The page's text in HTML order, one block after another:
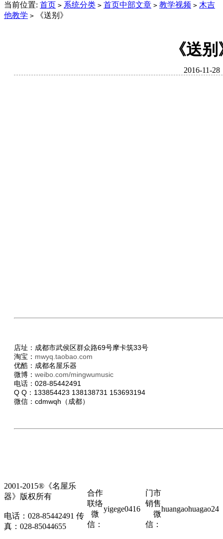
当前位置: 首页 > 系统分类 > 首页中部文章 > 教学视频 > 木吉
他教学 > 《送别》
《送
2016-11-28
店址：成都市武侯区群众路69号摩卡筑33号
淘宝： mwyq.taobao.com
优酷：成都名屋乐器
微博： weibo.com/mingwumusic
电话：028-85442491
Q Q：133854423 138138731 153693194
微信：cdmwqh（成都）
2001-2015®《名屋乐
器》版权所有
电话：028-85442491 传
真：028-85044655
合作
联络
微
信：
yigege0416
门市
销售
微
信：
huangaohuagao24